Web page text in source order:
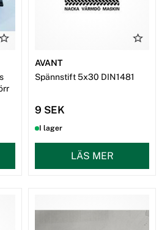
AVANT
Spännstift 5x30 DIN1481
9 SEK
I lager
LÄS MER